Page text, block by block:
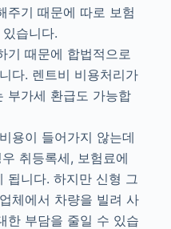
주기 때문에 따로 보험
습니다.
기 때문에 합법적으로
다. 렌트비 비용처리가
부가세 환급도 가능합
용이 들어가지 않는데
취등록세, 보험료에
됩니다. 하지만 신형 그
체에서 차량을 빌려 사
한 부담을 줄일 수 있습